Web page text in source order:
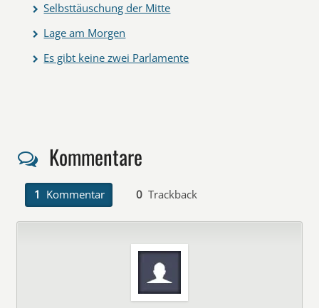
Selbsttäuschung der Mitte
Lage am Morgen
Es gibt keine zwei Parlamente
Kommentare
1 Kommentar 0 Trackback